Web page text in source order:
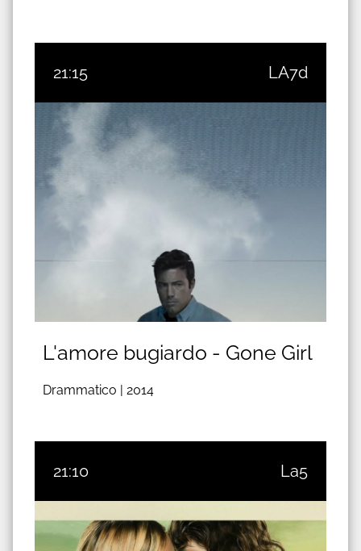
21:15 LA7d
L'amore bugiardo - Gone Girl
Drammatico | 2014
21:10 La5